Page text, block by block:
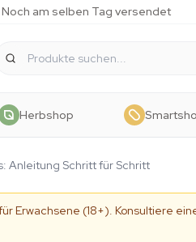
am selben Tag versendet
Herbshop
Anleitung Schritt für Schritt
Erwachsene (18+). Konsultiere